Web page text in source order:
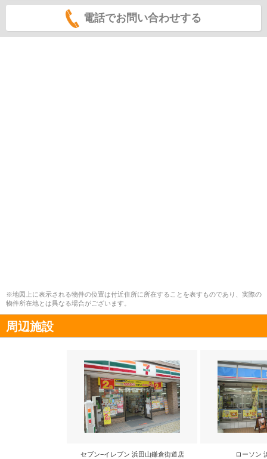
電話でお問い合わせする
※地図上に表示される物件の位置は付近住所に所在することを表すものであり、実際の
物件所在地とは異なる場合がございます。
周辺施設
セブン−イレブン 浜田山鎌倉街道店 ローソン